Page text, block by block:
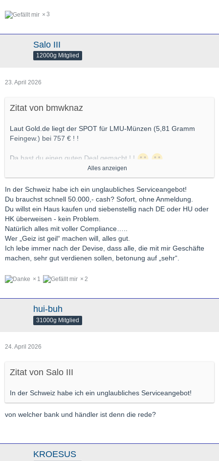
3
Salo III
12000g Mitglied
23. April 2026
Zitat von bmwknaz
Laut Gold.de liegt der SPOT für LMU-Münzen (5,81 Gramm
Feingew.) bei 757 € ! !
Da hast du einen guten Deal gemacht ! !
AHHH CHF ! Ok, dann war der Deal weniger gut ! !
Aber in der Schweiz ist eben alles etwas TEURER ! !
Alles anzeigen
In der Schweiz habe ich ein unglaubliches Serviceangebot!
Du brauchst schnell 50.000,- cash? Sofort, ohne Anmeldung.
Du willst ein Haus kaufen und siebenstellig nach DE oder HU oder
HK überweisen - kein Problem.
Natürlich alles mit voller Compliance…..
Wer „Geiz ist geil“ machen will, alles gut.
Ich lebe immer nach der Devise, dass alle, die mit mir Geschäfte
machen, sehr gut verdienen sollen, betonung auf „sehr“.
1 2
hui-buh
31000g Mitglied
24. April 2026
Zitat von Salo III
In der Schweiz habe ich ein unglaubliches Serviceangebot!
von welcher bank und händler ist denn die rede?
KROESUS